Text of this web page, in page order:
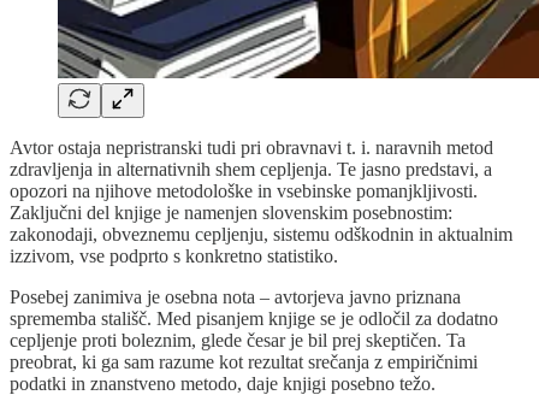
Avtor ostaja nepristranski tudi pri obravnavi t. i. naravnih metod
zdravljenja in alternativnih shem cepljenja. Te jasno predstavi, a
opozori na njihove metodološke in vsebinske pomanjkljivosti.
Zaključni del knjige je namenjen slovenskim posebnostim:
zakonodaji, obveznemu cepljenju, sistemu odškodnin in aktualnim
izzivom, vse podprto s konkretno statistiko.
Posebej zanimiva je osebna nota – avtorjeva javno priznana
sprememba stališč. Med pisanjem knjige se je odločil za dodatno
cepljenje proti boleznim, glede česar je bil prej skeptičen. Ta
preobrat, ki ga sam razume kot rezultat srečanja z empiričnimi
podatki in znanstveno metodo, daje knjigi posebno težo.